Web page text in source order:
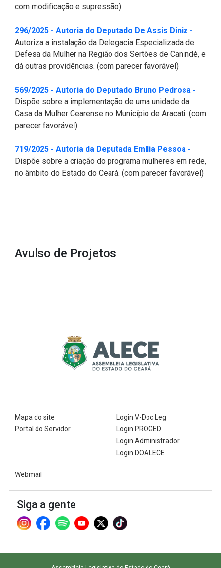
Avulso de Projetos
com modificação e supressão)
296/2025 - Autoria do Deputado De Assis Diniz -
Autoriza a instalação da Delegacia Especializada de
Defesa da Mulher na Região dos Sertões de Canindé, e
dá outras providências. (com parecer favorável)
569/2025 - Autoria do Deputado Bruno Pedrosa -
Dispõe sobre a implementação de uma unidade da
Casa da Mulher Cearense no Município de Aracati. (com
parecer favorável)
719/2025 - Autoria da Deputada Emília Pessoa -
Dispõe sobre a criação do programa mulheres em rede,
no âmbito do Estado do Ceará. (com parecer favorável)
Mapa do site
Portal do Servidor
Login V-Doc Leg
Login PROGED
Login Administrador
Login DOALECE
Webmail
Siga a gente